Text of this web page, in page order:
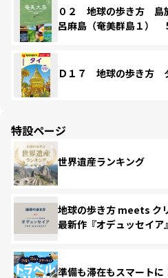
０２ 地球の歩き方
呂麻島（奄美群島１）
Ｄ１７ 地球の歩き方
特設ページ
世界遺産ランキング
地球の歩き方 meets ク
最新作『オデュッセイア』
準備も滞在もスマート